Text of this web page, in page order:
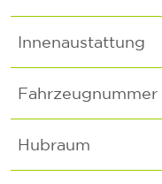
Innenaustattung
Fahrzeugnummer
Hubraum